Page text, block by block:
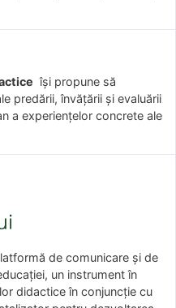
îşi propune să
predării, învăţării şi evaluării
a experienţelor concrete ale
de comunicare și de
un instrument în
didactice în conjuncție cu